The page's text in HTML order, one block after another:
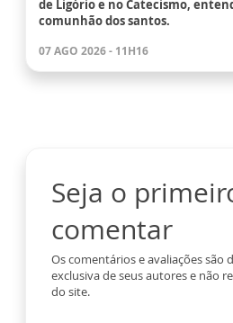
de Ligório e no Catecismo,
comunhão dos santos.
07 AGO 2026 - 11H16
Seja o
comentar
Os comentários e avaliações são
exclusiva de seus autores e não
do site.